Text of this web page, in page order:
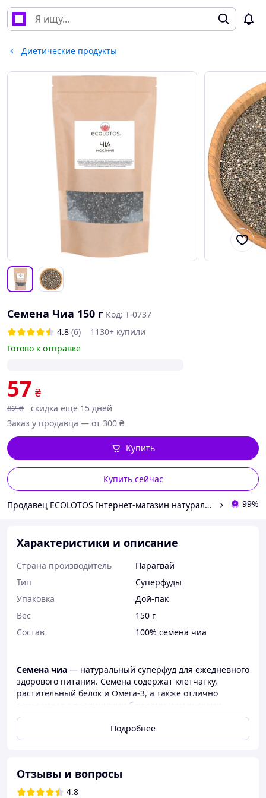
Диетические продукты
Семена Чиа 150 г Код: T-0737
4.8 (6)
1130+ купили
Готово к отправке
57 ₴
82 ₴
скидка еще 15 дней
Заказ у продавца — от 300 ₴
Купить сейчас
Купить
Продавец ECOLOTOS Інтернет-магазин натуральних продуктів харчування 99%
Характеристики и описание
Страна производитель
Парагвай
Тип
Суперфуды
Упаковка
Дой-пак
Вес
150 г
Состав
100% семена чиа
Семена чиа — натуральный суперфуд для ежедневного
здорового питания. Семена содержат клетчатку,
растительный белок и Омега-3, а также отлично
сочетаются с различными блюдами и напитками.
Чиа добавляют в смузи, йогурты, каши, салаты,
десерты и домашнюю выпечку. При замачивании
и полезных завтраков.
Преимущества:
Подробнее
Отзывы и вопросы
4.8